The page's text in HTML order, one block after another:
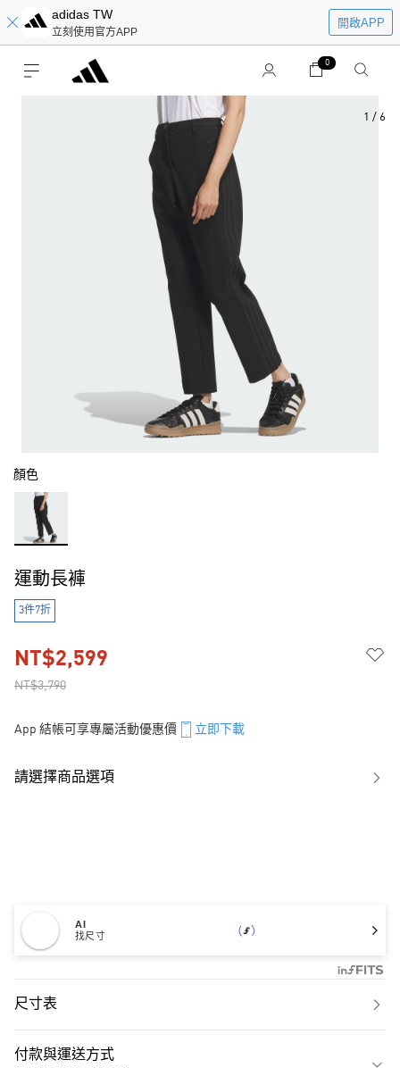
adidas TW
立刻使用官方APP
開啟APP
0
1 / 6
顏色
運動長褲
3件7折
NT$3,790
NT$2,599
App 結帳可享專屬活動優惠價 立即下載
請選擇商品選項
AI
找尺寸
尺寸表
付款與運送方式